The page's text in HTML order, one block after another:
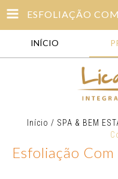
INÍCIO
Início / SPA & BEM
Esfoliação